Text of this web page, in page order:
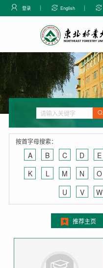
登录 English
按首字母搜索：
A B C D E
K
L M N O
U
V W
推荐主页